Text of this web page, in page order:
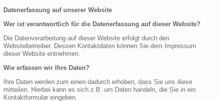
Datenerfassung auf unserer Website
Wer ist verantwortlich für die Datenerfassung auf dieser Website?
Die Datenverarbeitung auf dieser Website erfolgt durch den
Websitebetreiber. Dessen Kontaktdaten können Sie dem Impressum
dieser Website entnehmen.
Wie erfassen wir Ihre Daten?
Ihre Daten werden zum einen dadurch erhoben, dass Sie uns diese
mitteilen. Hierbei kann es sich z.B. um Daten handeln, die Sie in ein
Kontaktformular eingeben.